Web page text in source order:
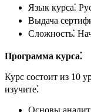
Язык курса⁚
Выдача
Сложность⁚
Программа курса⁚
Курс состоит из 10
изучите⁚